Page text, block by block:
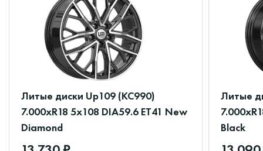
Литые диски Up109 (КС990)
7.000xR18 5x108 DIA59.6 ET41 New
Diamond
Литые
Black